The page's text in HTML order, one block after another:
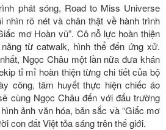
phát sóng, Road to Miss Universe
nhìn rõ nét và chân thật về hành trình
mơ Hoàn vũ”. Cô nỗ lực hoàn thiện
từ catwalk, hình thể đến ứng xử.
Ngọc Châu một lần nữa đưa khán
tỉ mỉ hoàn thiện từng chi tiết của bộ
công, tâm huyết thực hiện chiếc áo
cùng Ngọc Châu đến với đấu trường
ảnh văn hóa, bản sắc và “Giấc mơ
con đất Việt tỏa sáng trên thế giới.